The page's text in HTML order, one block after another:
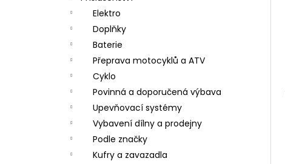
Elektro
Doplňky
Baterie
Přeprava motocyklů a ATV
Cyklo
Povinná a doporučená výbava
Upevňovací systémy
Vybavení dílny a prodejny
Podle značky
Kufry a zavazadla